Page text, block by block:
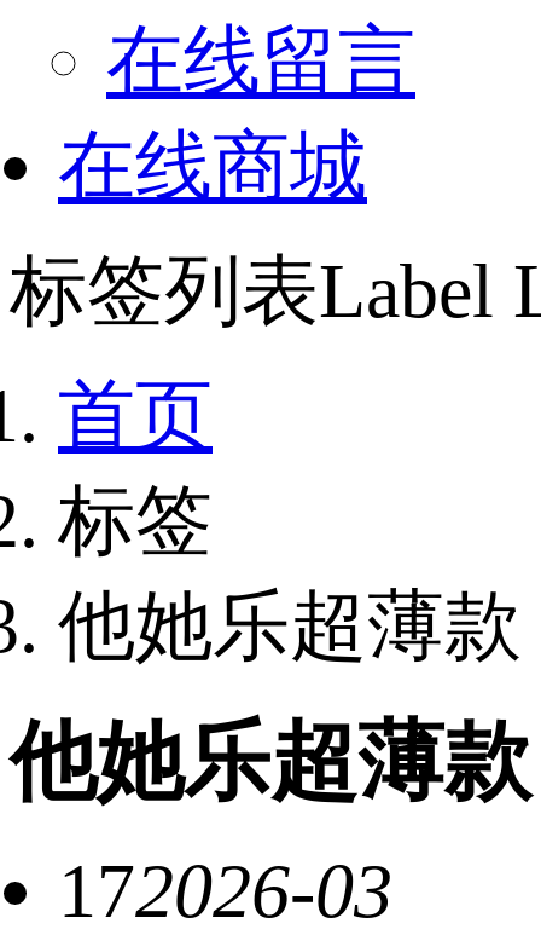
在线留言
在线商城
标签列表Label
首页
标签
他她乐超薄款
他她乐超薄款
172026-03